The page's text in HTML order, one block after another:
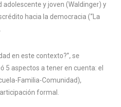
adolescente y joven (Waldinger) y
hacia la democracia (“La
en este contexto?”, se
5 aspectos a tener en cuenta: el
Familia-Comunidad),
formal.